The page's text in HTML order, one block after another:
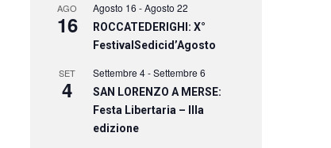
AGO
16
Agosto 16 -Agosto 22
ROCCATEDERIGHI: X°
FestivalSedicid’Agosto
SET
4
Settembre 4-Settembre 6
SAN LORENZO A MERSE:
Festa Libertaria – IIIa
edizione